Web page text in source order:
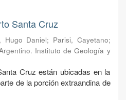
Santa Cruz
Hugo Daniel; Parisi, Cayetano;
Instituto de Geología y
Cruz están ubicadas en la
de la porción extraandina de